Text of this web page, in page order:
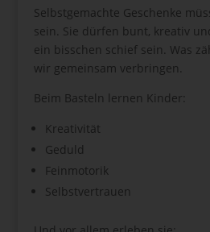
Selbstgemachte Geschenke
sein. Sie dürfen bunt, kreativ
ein bisschen schief sein. Was
wir gemeinsam verbringen.
Beim Basteln lernen Kinder:
Kreativität
Geduld
Feinmotorik
Selbstvertrauen